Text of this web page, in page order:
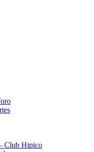
Club Hipico